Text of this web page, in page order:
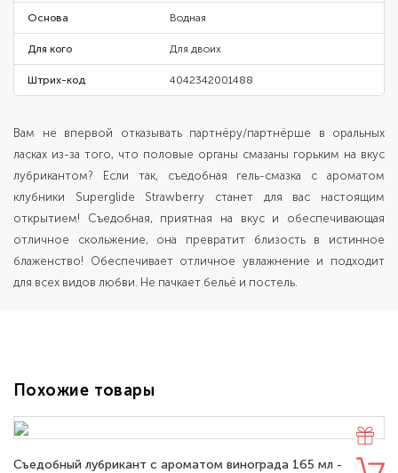
Основа Водная
Для кого Для двоих
Штрих-код 4042342001488
Вам не впервой отказывать партнёру/партнёрше в оральных
ласках из-за того, что половые органы смазаны горьким на вкус
лубрикантом? Если так, съедобная гель-смазка с ароматом
клубники Superglide Strawberry станет для вас настоящим
открытием! Съедобная, приятная на вкус и обеспечивающая
отличное скольжение, она превратит близость в истинное
блаженство! Обеспечивает отличное увлажнение и подходит
для всех видов любви. Не пачкает бельё и постель.
Похожие товары
Съедобный лубрикант с ароматом винограда 165 мл -